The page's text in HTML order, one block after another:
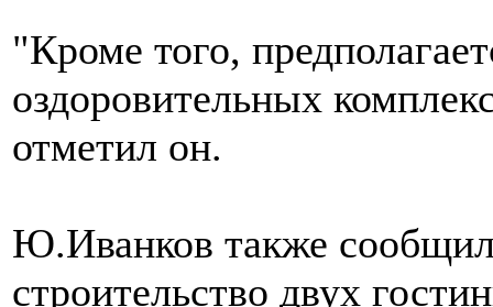
"Кроме того,
оздоровительных
отметил он.
Ю.Иванков также
строительство двух